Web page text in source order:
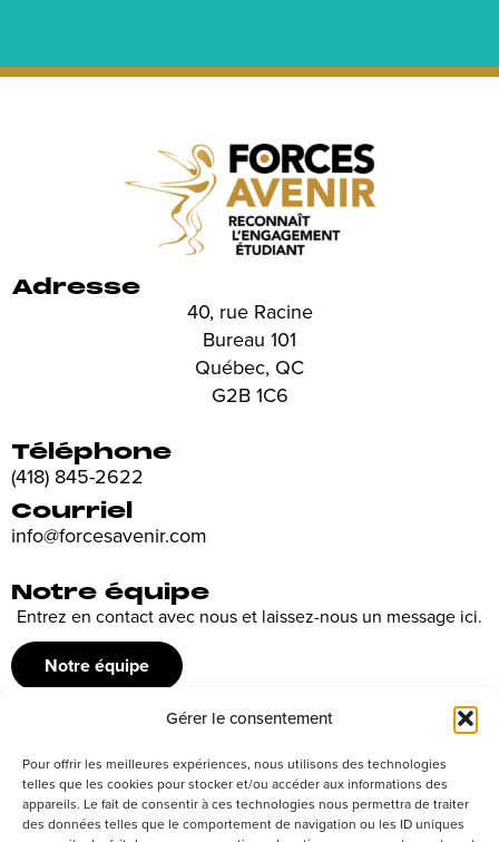
Gérer le consentement
Pour offrir les meilleures expériences, nous utilisons des technologies
telles que les cookies pour stocker et/ou accéder aux informations des
appareils. Le fait de consentir à ces technologies nous permettra de traiter
des données telles que le comportement de navigation ou les ID uniques
Adresse
40, rue Racine
Bureau 101
Québec, QC
G2B 1C6
Téléphone
(418) 845-2622
Courriel
info@forcesavenir.com
Notre équipe
Entrez en contact avec nous et laissez-nous un message ici.
Notre équipe
Recrutement
Découvrez nos offres d’emploi ou envoyez votre candidature
spontanée